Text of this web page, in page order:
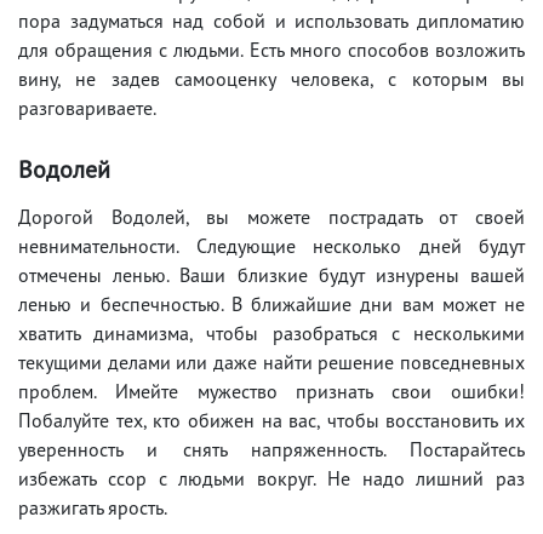
пора задуматься над собой и использовать дипломатию
для обращения с людьми. Есть много способов возложить
вину, не задев самооценку человека, с которым вы
разговариваете.
Водолей
Дорогой Водолей, вы можете пострадать от своей
невнимательности. Следующие несколько дней будут
отмечены ленью. Ваши близкие будут изнурены вашей
ленью и беспечностью. В ближайшие дни вам может не
хватить динамизма, чтобы разобраться с несколькими
текущими делами или даже найти решение повседневных
проблем. Имейте мужество признать свои ошибки!
Побалуйте тех, кто обижен на вас, чтобы восстановить их
уверенность и снять напряженность. Постарайтесь
избежать ссор с людьми вокруг. Не надо лишний раз
разжигать ярость.